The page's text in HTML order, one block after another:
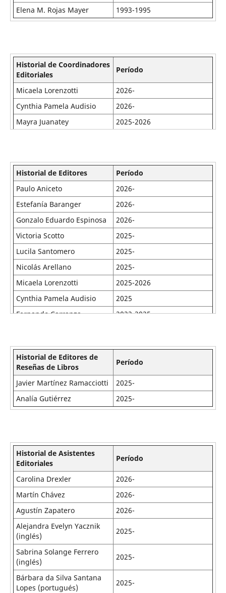
Elena M. Rojas Mayer
1993-1995
Historial de Coordinadores
Editoriales
Período
Micaela Lorenzotti
2026-
Cynthia Pamela Audisio
2026-
Mayra Juanatey
2025-2026
Historial de Editores
Período
Paulo Aniceto
2026-
Estefanía Baranger
2026-
Gonzalo Eduardo Espinosa
2026-
Victoria Scotto
2025-
Lucila Santomero
2025-
Nicolás Arellano
2025-
Micaela Lorenzotti
2025-2026
Cynthia Pamela Audisio
2025
Fernando Carranza
2022-2025
Débora Amadio
2022-2025
Juan Ennis
2020-2022
Marina Berri
2020-2023
Javier Martínez Ramacciotti
2019-2024
Lorena de Matteis
2016-2024
Analía Gutiérrez
2016-2012
Verónica Nercesian
2014-2022
Mara Glozman
2012-2015
Alicia Avellana
2011-2014
Lucía Brandani
2009-2014
Laura Kornfeld
2004-2010
Susana Gallardo
Elena M. Rojas Mayer
Historial de Editores de
Reseñas de Libros
Período
Javier Martínez Ramacciotti
2025-
Analía Gutiérrez
2025-
Historial de Asistentes
Editoriales
Período
Carolina Drexler
2026-
Martín Chávez
2026-
Agustín Zapatero
2026-
Alejandra Evelyn Yacznik
(inglés)
2025-
Sabrina Solange Ferrero
(inglés)
2025-
Bárbara da Silva Santana
Lopes (portugués)
2025-